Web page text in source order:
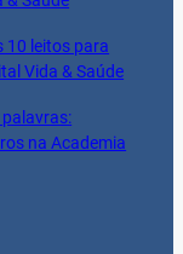
10 leitos para
Vida & Saúde
palavras:
na Academia